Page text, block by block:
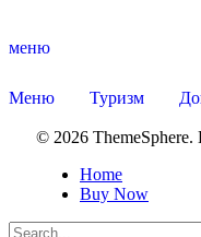
меню
Меню Туризм
© 2026 ThemeSphere.
Home
Buy Now
Администрация